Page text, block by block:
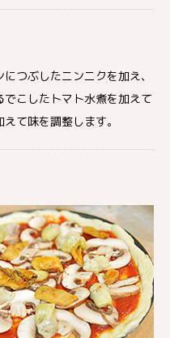
つぶしたニンニクを加え、
こしたトマト水煮を加えて
て味を調整します。